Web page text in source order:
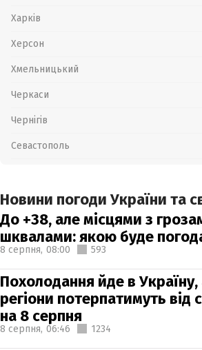
Харків
Херсон
Хмельницький
Черкаси
Чернігів
Севастополь
Новини погоди України та
До +38, але місцями з
шквалами: якою буде
8 серпня, 08:00 593
Похолодання йде в Україну,
регіони потерпатимуть від
на 8 серпня
8 серпня, 06:46 1234